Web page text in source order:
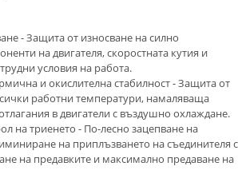
- Защита от износване на силно
на двигателя, скоростната кутия и
условия на работа.
и окислителна стабилност - Защита от
работни температури, намаляваща
в двигатели с въздушно охлаждане.
на триенето - По-лесно зацепване на
на приплъзването на съединителя с
на предавките и максимално предаване на